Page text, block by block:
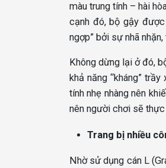
màu trung tính – hài
cạnh đó, bộ gậy
ngợp” bởi sự nhã nhặn,
Không dừng lại ở đó,
khả năng “kháng”
tính nhẹ nhàng nên
nên người chơi sẽ
Trang bị nhiều
Nhờ sử dụng cán L